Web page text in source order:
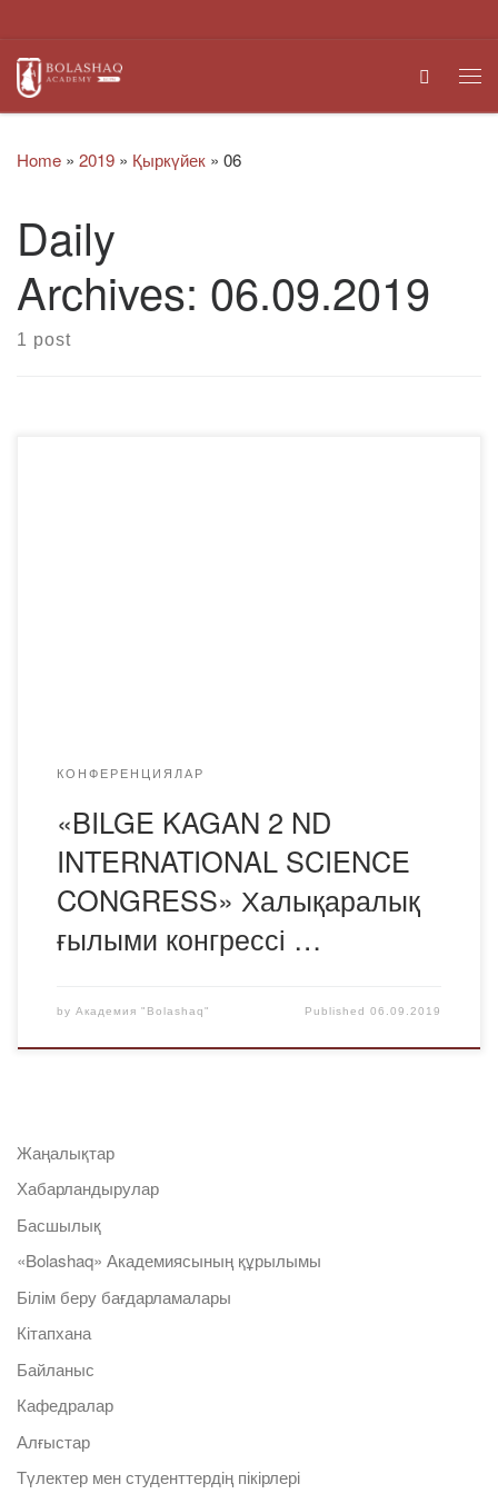
Search
Home » 2019 » Қыркүйек » 06
Daily
Archives: 06.09.2019
1 post
КОНФЕРЕНЦИЯЛАР
«BILGE KAGAN 2 ND
INTERNATIONAL SCIENCE
CONGRESS» Халықаралық
ғылыми конгрессі …
by Академия "Bolashaq" Published06.09.2019
Жаңалықтар
Хабарландырулар
Басшылық
«Bolashaq» Академиясының құрылымы
Білім беру бағдарламалары
Кітапхана
Байланыс
Кафедралар
Алғыстар
Түлектер мен студенттердің пікірлері